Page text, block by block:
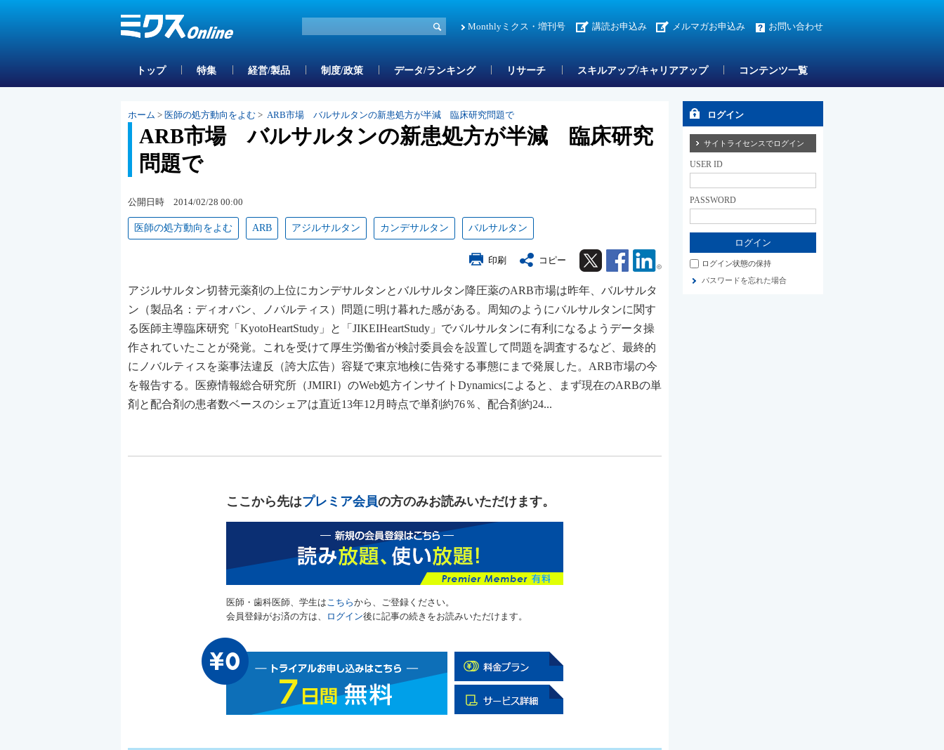
Monthlyミクス・増刊号 講読お申込み メルマガお申込み お問い合わせ
トップ 特集 経営/製品 制度/政策 データ/ランキング リサーチ スキルアップ/キャリアアップ コンテンツ一覧
ホーム > 医師の処方動向をよむ > ARB市場 バルサルタンの新患処方が半減 臨床研究問題で
ARB市場 バルサルタンの新患処方が半減 臨床研究
問題で
公開日時 2014/02/28 00:00
医師の処方動向をよむ ARB アジルサルタン カンデサルタン バルサルタン
印刷 コピー Twitter Facebook Linkedin
アジルサルタン切替元薬剤の上位にカンデサルタンとバルサルタン降圧薬のARB市場は昨年、バルサルタ
ン（製品名：ディオバン、ノバルティス）問題に明け暮れた感がある。周知のようにバルサルタンに関す
る医師主導臨床研究「KyotoHeartStudy」と「JIKEIHeartStudy」でバルサルタンに有利になるようデータ操
作されていたことが発覚。これを受けて厚生労働省が検討委員会を設置して問題を調査するなど、最終的
にノバルティスを薬事法違反（誇大広告）容疑で東京地検に告発する事態にまで発展した。ARB市場の今
を報告する。医療情報総合研究所（JMIRI）のWeb処方インサイトDynamicsによると、まず現在のARBの単
剤と配合剤の患者数ベースのシェアは直近13年12月時点で単剤約76％、配合剤約24...
ここから先はプレミア会員の方のみお読みいただけます。
医師・歯科医師、学生は こちらから、ご登録ください。
会員登録がお済の方は、
ログイン後に記事の続きをお読みいただけます。
ログイン
サイトライセンスでログイン
USER ID
PASSWORD
ログイン状態の保持
パスワードを忘れた場合